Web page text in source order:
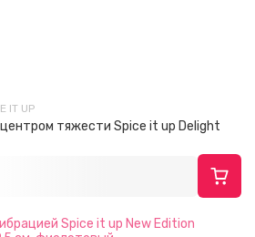
IT UP
тяжести Spice it up Delight